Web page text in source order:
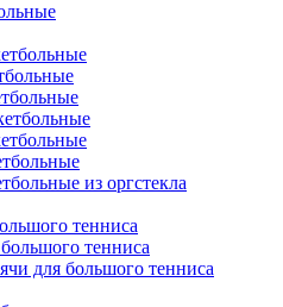
из оргстекла
тенниса
тенниса
для большого тенниса